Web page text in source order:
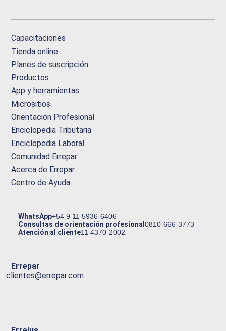
Capacitaciones
Tienda online
Planes de suscripción
Productos
App y herramientas
Micrositios
Orientación Profesional
Enciclopedia Tributaria
Enciclopedia Laboral
Comunidad Errepar
Acerca de Errepar
Centro de Ayuda
WhatsApp+54 9 11 5936-6406
Consultas de orientación profesional0810-666-3773
Atención al cliente11 4370-2002
Errepar
clientes@errepar.com